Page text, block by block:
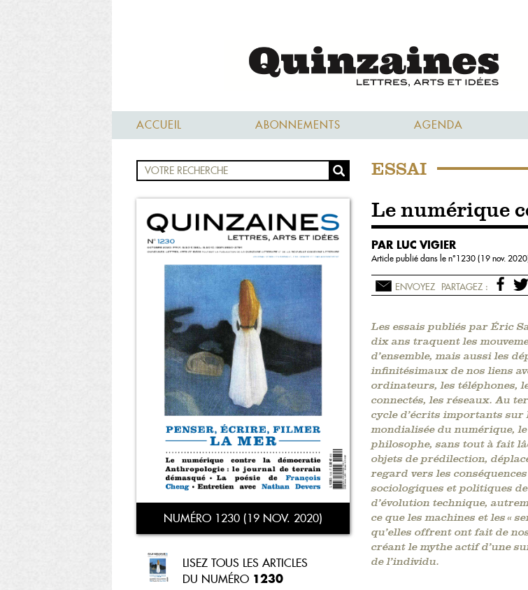
ACCUEIL ABONNEMENTS AGENDA
NUMÉRO 1230 (19 NOV. 2020)
LISEZ TOUS LES ARTICLES
DU NUMÉRO 1230
ESSAI
Le numérique
PAR LUC VIGIER
Article publié dans le n°1230 (19 nov.
ENVOYEZ PARTAGEZ :
Les essais publiés par Éric
dix ans traquent les
d’ensemble, mais aussi les
infinitésimaux de nos liens
ordinateurs, les téléphones,
connectés, les réseaux. Au
cycle d’écrits importants sur
mondialisée du numérique, le
philosophe, sans tout à fait
objets de prédilection,
regard vers les conséquences
sociologiques et politiques
d’évolution technique,
ce que les machines et les «
qu’elles offrent ont fait de
créant le mythe actif d’une
de l’individu.